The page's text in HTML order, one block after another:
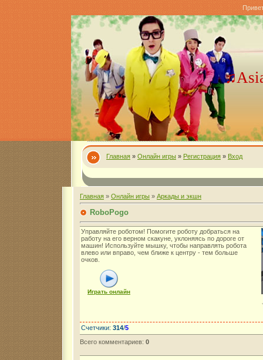
Главная » Онлайн игры » Регистрация » Вход
Главная » Онлайн игры » Аркады и экшн
RoboPogo
Управляйте роботом! Помогите роботу добраться на
работу на его верном скакуне, уклоняясь по дороге от
машин! Используйте мышку, чтобы направлять робота
влево или вправо, чем ближе к центру - тем больше
очков.
Играть онлайн
Счетчики: 314/5
Всего комментариев: 0